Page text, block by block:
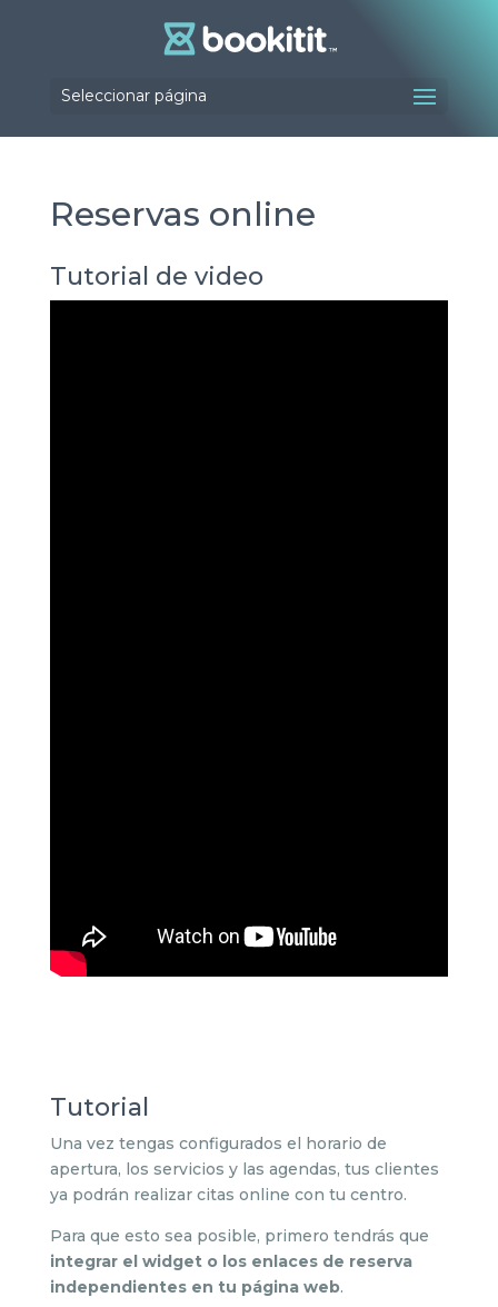
Seleccionar página
Reservas online
Tutorial de video
Tutorial
Una vez tengas configurados el horario de
apertura, los servicios y las agendas, tus clientes
ya podrán realizar citas online con tu centro.
Para que esto sea posible, primero tendrás que
integrar el widget o los enlaces de reserva
independientes en tu página web.